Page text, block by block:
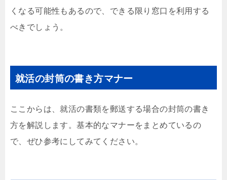
くなる可能性もあるので、できる限り窓口を利用する
べきでしょう。
就活の封筒の書き方マナー
ここからは、就活の書類を郵送する場合の封筒の書き
方を解説します。基本的なマナーをまとめているの
で、ぜひ参考にしてみてください。